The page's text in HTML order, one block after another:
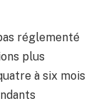
réglementé
plus
à six mois